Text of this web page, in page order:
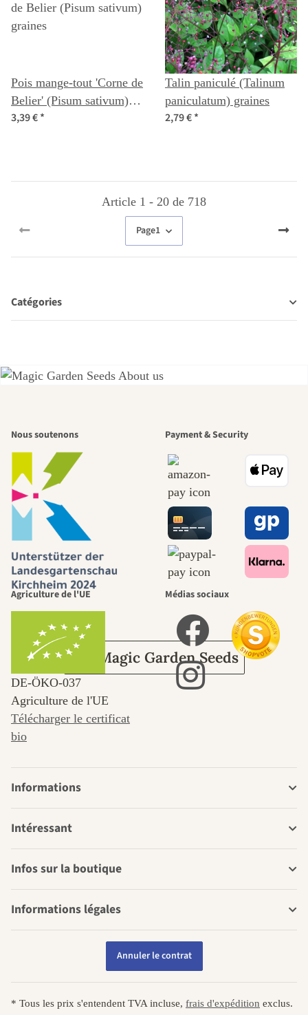
Pois mange-tout 'Corne de
Belier' (Pisum sativum)
graines
3,39 €*
Talin paniculé (Talinum
paniculatum) graines
2,79 €*
Article 1 - 20 de 718
Page1
Catégories
beaux chemins
menant vers
nous-mêmes,
passe par le
jardin.
Sur Magic Garden Seeds
Nous soutenons Payment & Security
Agriculture de l'UE
DE‑ÖKO‑037
Agriculture de l'UE
Télécharger le certificat
bio
Médias sociaux
Informations
Intéressant
Infos sur la boutique
Informations légales
Annuler le contrat
* Tous les prix s'entendent TVA incluse, frais d'expédition exclus.